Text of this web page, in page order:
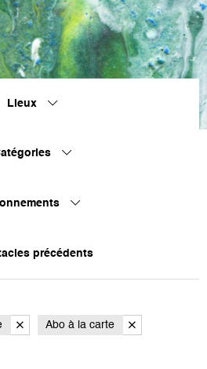
Lieux
précédents
Abo à la carte